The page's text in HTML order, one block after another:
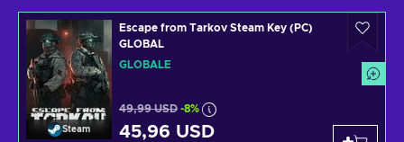
Steam
Escape from Tarkov Steam Key (PC)
GLOBAL
GLOBALE
49,99 USD -8%
45,96 USD